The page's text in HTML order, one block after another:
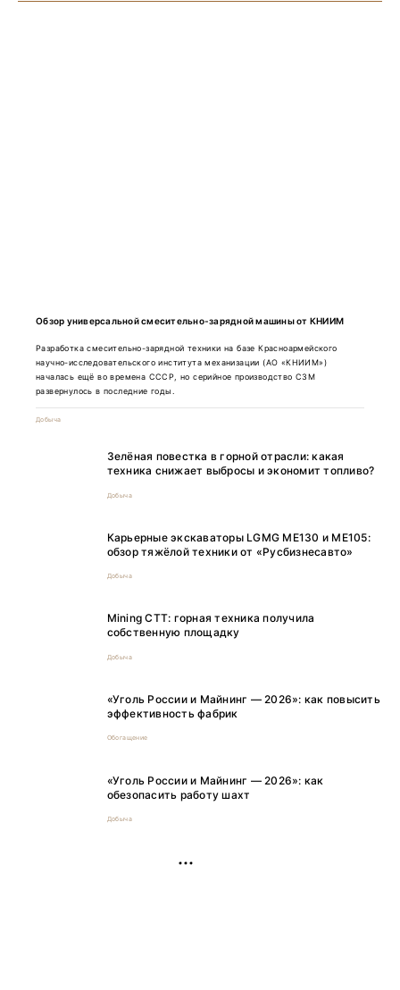
Обзор универсальной смесительно-зарядной машины от КНИИМ
Разработка смесительно-зарядной техники на базе Красноармейского
научно-исследовательского института механизации (АО «КНИИМ»)
началась ещё во времена СССР, но серийное производство СЗМ
развернулось в последние годы.
Добыча
Зелёная повестка в горной отрасли: какая
техника снижает выбросы и экономит топливо?
Добыча
Карьерные экскаваторы LGMG ME130 и ME105:
обзор тяжёлой техники от «Русбизнесавто»
Добыча
Mining CTT: горная техника получила
собственную площадку
Добыча
«Уголь России и Майнинг — 2026»: как повысить
эффективность фабрик
Обогащение
«Уголь России и Майнинг — 2026»: как
обезопасить работу шахт
Добыча